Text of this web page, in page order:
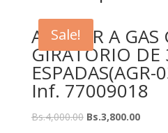
Sale!
ASADOR A GAS
GIRATORIO DE
ESPADAS(AGR-
Inf. 77009018
Bs.4,000.00 Bs.3,800.00